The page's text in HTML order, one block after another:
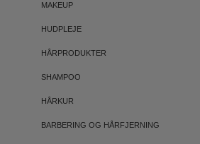
MAKEUP
HUDPLEJE
HÅRPRODUKTER
SHAMPOO
HÅRKUR
BARBERING OG HÅRFJERNING